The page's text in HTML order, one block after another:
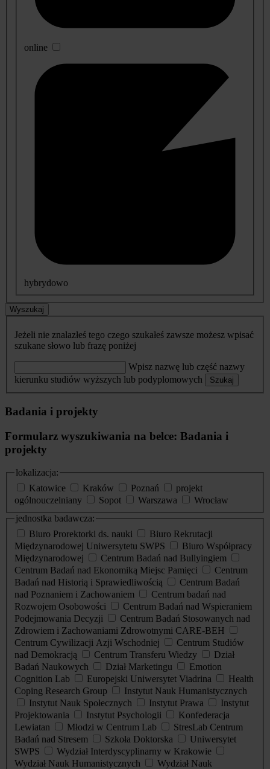
online
hybrydowo
Wyszukaj
Jeżeli nie znalazłeś tego czego szukałeś zawsze możesz wpisać
szukane słowo lub frazę poniżej
Wpisz nazwę lub część nazwy
kierunku studiów wyższych lub podyplomowych
Szukaj
Badania i projekty
Formularz wyszukiwania na belce: Badania i
projekty
lokalizacja:
Katowice
Kraków Poznań
projekt
ogólnouczelniany
Sopot Warszawa
Wrocław
jednostka badawcza:
Biuro Prorektorki ds. nauki
Biuro Rekrutacji
Międzynarodowej Uniwersytetu SWPS
Biuro Współpracy
Międzynarodowej
Centrum Badań nad Bullyingiem
Centrum Badań nad Ekonomiką Miejsc Pamięci
Centrum
Badań nad Historią i Sprawiedliwością
Centrum Badań
nad Poznaniem i Zachowaniem
Centrum badań nad
Rozwojem Osobowości
Centrum Badań nad Wspieraniem
Podejmowania Decyzji
Centrum Badań Stosowanych nad
Zdrowiem i Zachowaniami Zdrowotnymi CARE-BEH
Centrum Cywilizacji Azji Wschodniej
Centrum Studiów
nad Demokracją
Centrum Transferu Wiedzy
Dział
Badań Naukowych
Dział Marketingu
Emotion
Cognition Lab
Europejski Uniwersytet Viadrina
Health
Coping Research Group
Instytut Nauk Humanistycznych
Instytut Nauk Społecznych
Instytut Prawa
Instytut
Projektowania
Instytut Psychologii
Konfederacja
Lewiatan
Młodzi w Centrum Lab
StresLab Centrum
Badań nad Stresem
Szkoła Doktorska
Uniwersytet
SWPS
Wydział Interdyscyplinarny w Krakowie
Wydział Nauk Humanistycznych
Wydział Nauk